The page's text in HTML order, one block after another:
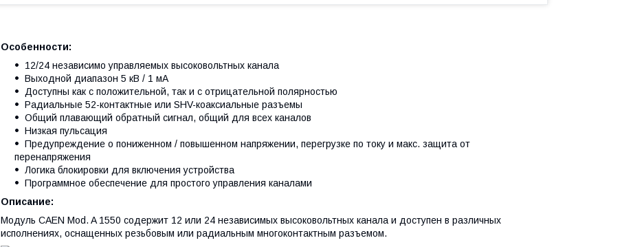
Особенности:
12/24 независимо управляемых высоковольтных канала
Выходной диапазон 5 кВ / 1 мА
Доступны как с положительной, так и с отрицательной полярностью
Радиальные 52-контактные или SHV-коаксиальные разъемы
Общий плавающий обратный сигнал, общий для всех каналов
Низкая пульсация
Предупреждение о пониженном / повышенном напряжении, перегрузке по току и макс. защита от
перенапряжения
Логика блокировки для включения устройства
Программное обеспечение для простого управления каналами
Описание:
Модуль CAEN Mod. A 1550 содержит 12 или 24 независимых высоковольтных канала и доступен в различных
исполнениях, оснащенных резьбовым или радиальным многоконтактным разъемом.